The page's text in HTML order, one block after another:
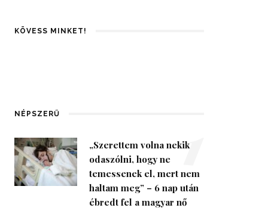
KÖVESS MINKET!
NÉPSZERŰ
„Szerettem volna nekik
odaszólni, hogy ne
temessenek el, mert nem
haltam meg” – 6 nap után
ébredt fel a magyar nő
1